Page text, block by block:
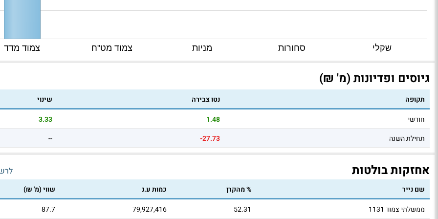
צמוד מדד צמוד מט"ח מניות סחורות שקלי
גיוסים ופדיונות (מ' ₪)
תקופה נטו צבירה
שינוי
חודשי
1.48
3.33
תחילת השנה
-27.73
--
אחזקות בולטות
שם נייר % מהקרן כמות ע.נ
שווי (מ' ₪)
ממשלתי צמוד 1131
52.31
79,927,416
87.7